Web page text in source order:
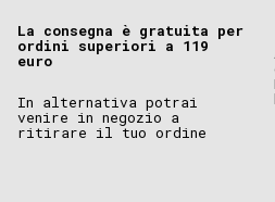
La consegna è gratuita per
ordini superiori a 119
euro
In alternativa potrai
venire in negozio a
ritirare il tuo ordine